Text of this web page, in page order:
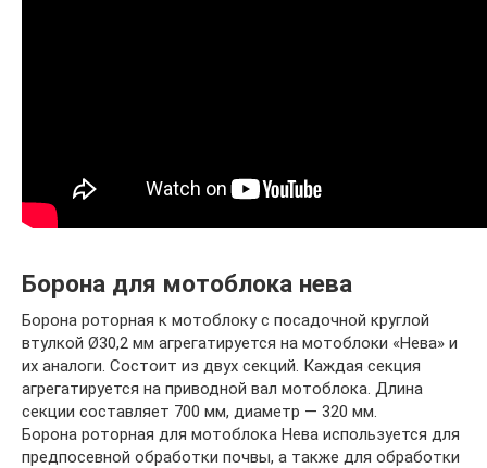
Борона для мотоблока нева
Борона роторная к мотоблоку с посадочной круглой
втулкой Ø30,2 мм агрегатируется на мотоблоки «Нева» и
их аналоги. Состоит из двух секций. Каждая секция
агрегатируется на приводной вал мотоблока. Длина
секции составляет 700 мм, диаметр — 320 мм.
Борона роторная для мотоблока Нева используется для
предпосевной обработки почвы, а также для обработки